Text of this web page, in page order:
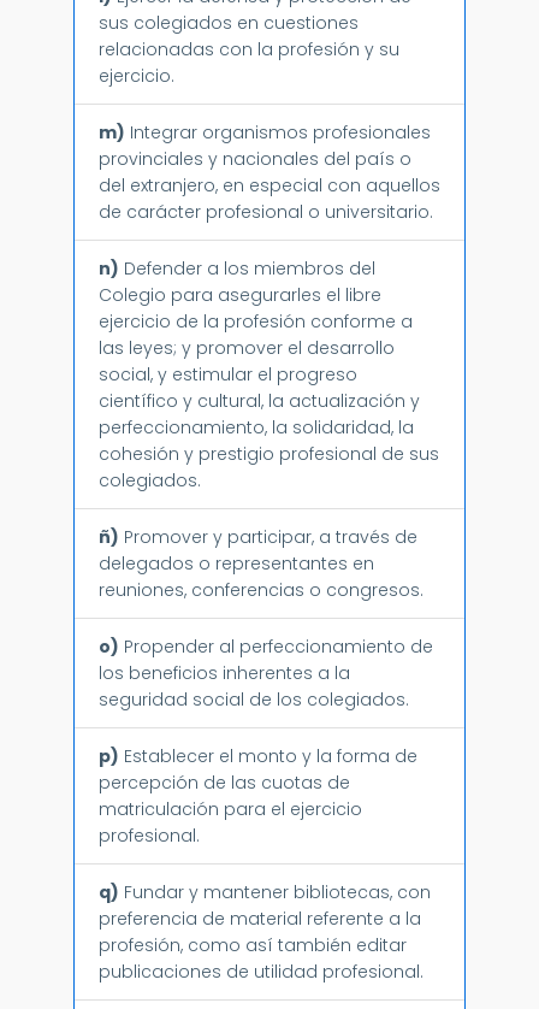
sus colegiados en cuestiones
relacionadas con la profesión y su
ejercicio.
m) Integrar organismos profesionales
provinciales y nacionales del país o
del extranjero, en especial con aquellos
de carácter profesional o universitario.
n) Defender a los miembros del
Colegio para asegurarles el libre
ejercicio de la profesión conforme a
las leyes; y promover el desarrollo
social, y estimular el progreso
científico y cultural, la actualización y
perfeccionamiento, la solidaridad, la
cohesión y prestigio profesional de sus
colegiados.
ñ) Promover y participar, a través de
delegados o representantes en
reuniones, conferencias o congresos.
o) Propender al perfeccionamiento de
los beneficios inherentes a la
seguridad social de los colegiados.
p) Establecer el monto y la forma de
percepción de las cuotas de
matriculación para el ejercicio
profesional.
q) Fundar y mantener bibliotecas, con
preferencia de material referente a la
profesión, como así también editar
publicaciones de utilidad profesional.